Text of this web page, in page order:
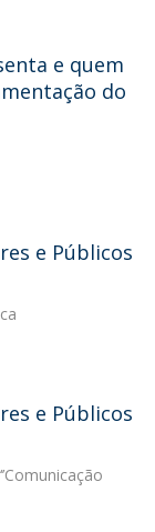
e quem
do
e Públicos
e Públicos